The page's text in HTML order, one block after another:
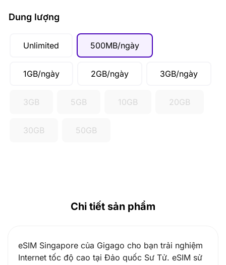
Dung lượng
Unlimited 500MB/ngày
1GB/ngày 2GB/ngày 3GB/ngày
3GB 5GB 10GB 20GB
30GB 50GB
Chi tiết sản phẩm
eSIM Singapore của Gigago cho bạn trải nghiệm
Internet tốc độ cao tại Đảo quốc Sư Tử. eSIM sử